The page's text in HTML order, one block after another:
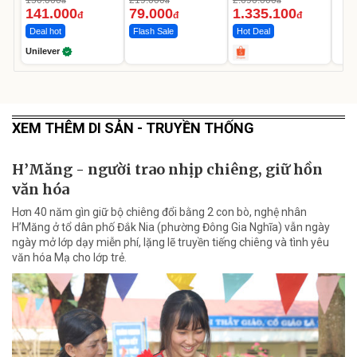
Ngày
141.000đ
Deal hot
Unilever
79.000đ
Flash Sale
12.000mAh
1.335.100đ
Hot Deal
XEM THÊM DI SẢN - TRUYỀN THỐNG
H’Măng - người trao nhịp chiêng, giữ hồn
văn hóa
Hơn 40 năm gìn giữ bộ chiêng đổi bằng 2 con bò, nghệ nhân
H’Măng ở tổ dân phố Đắk Nia (phường Đông Gia Nghĩa) vẫn ngày
ngày mở lớp dạy miễn phí, lặng lẽ truyền tiếng chiêng và tình yêu
văn hóa Mạ cho lớp trẻ.